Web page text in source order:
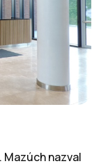
Mazúch nazval